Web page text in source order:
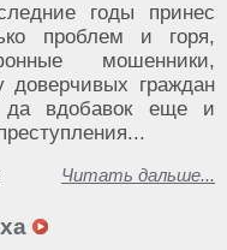
годы принес
проблем и горя,
мошенники,
граждан
да вдобавок еще и
Читать дальше...